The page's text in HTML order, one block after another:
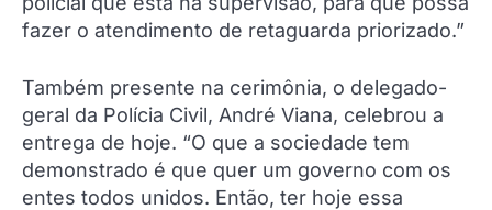
fazer o atendimento de retaguarda priorizado.”
Também presente na cerimônia, o delegado-
geral da Polícia Civil, André Viana, celebrou a
entrega de hoje. “O que a sociedade tem
demonstrado é que quer um governo com os
entes todos unidos. Então, ter hoje essa